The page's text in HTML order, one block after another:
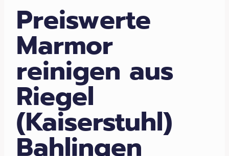
Preiswerte
Marmor
reinigen aus
Riegel
(Kaiserstuhl)
Bahlingen